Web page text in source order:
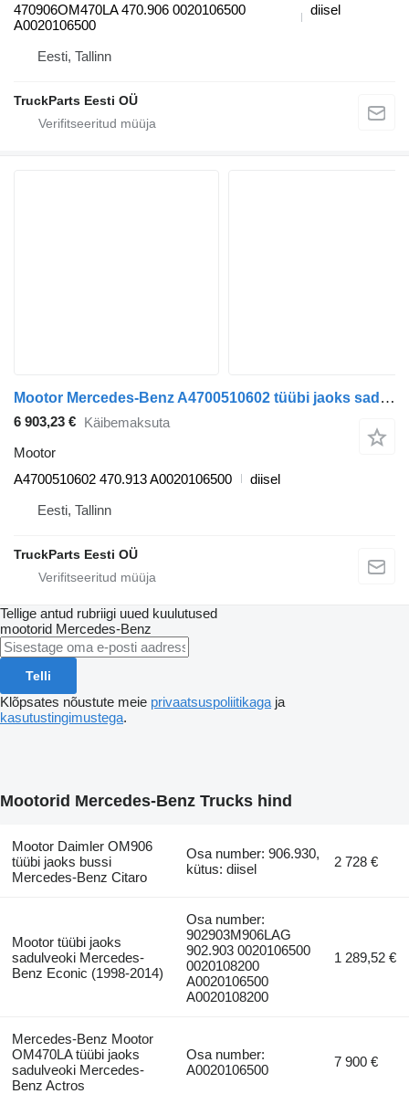
470906OM470LA 470.906 0020106500
A0020106500
diisel
Eesti, Tallinn
TruckParts Eesti OÜ
Mootor Mercedes-Benz A4700510602 tüübi jaoks sadulveoki Mercedes-Benz Actros MP4 Antos Arocs (2012-)
6 903,23 € Käibemaksuta
Mootor
A4700510602 470.913 A0020106500
diisel
Eesti, Tallinn
TruckParts Eesti OÜ
Tellige antud rubriigi uued kuulutused
mootorid Mercedes-Benz
Telli
Klõpsates nõustute meie privaatsuspoliitikaga ja
kasutustingimustega.
Mootorid Mercedes-Benz Trucks hind
Mootor Daimler OM906
tüübi jaoks bussi
Mercedes-Benz Citaro
Osa number: 906.930,
kütus: diisel
2 728 €
Mootor tüübi jaoks
sadulveoki Mercedes-
Benz Econic (1998-2014)
Osa number:
902903M906LAG
902.903 0020106500
0020108200
A0020106500
A0020108200
1 289,52 €
Mercedes-Benz Mootor
OM470LA tüübi jaoks
sadulveoki Mercedes-
Benz Actros
Osa number:
A0020106500
7 900 €